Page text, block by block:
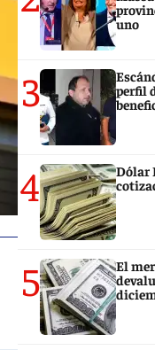
uno
3
perfil
4
Dólar
5
El